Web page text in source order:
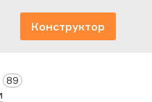
Конструктор
89